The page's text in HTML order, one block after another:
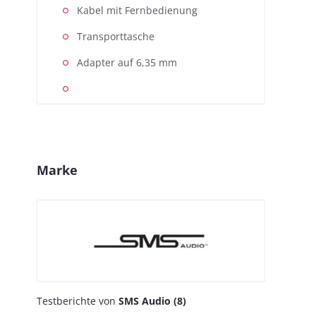
Kabel mit Fernbedienung
Transporttasche
Adapter auf 6,35 mm
Marke
Testberichte von SMS Audio (8)